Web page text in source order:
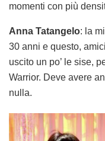
momenti con più
Anna Tatangelo: la
30 anni e questo,
uscito un po’ le sise,
Warrior. Deve avere
nulla.